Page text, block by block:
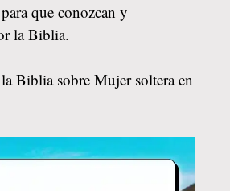
que conozcan y
la Biblia.
Biblia sobre Mujer soltera en